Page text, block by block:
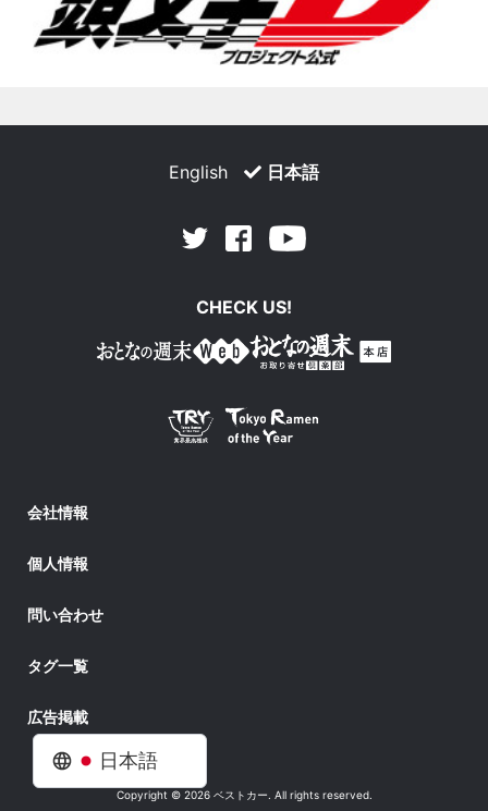
日本語
English 日本語
Twitter Facebook
CHECK US!
会社情報
個人情報
問い合わせ
タグ一覧
広告掲載
Copyright © 2026 ベストカー. All rights reserved.